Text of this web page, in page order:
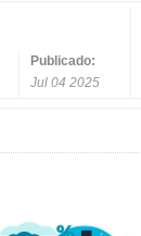
Publicado:
Jul 04 2025